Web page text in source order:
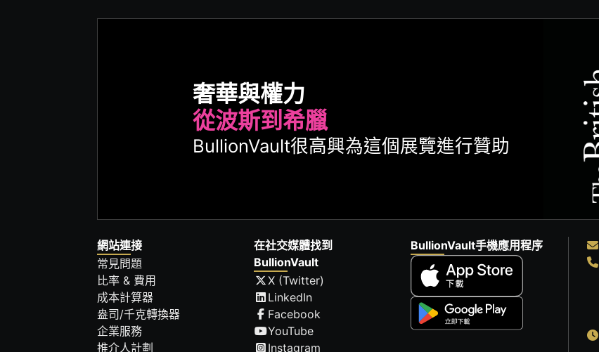
奢華與權力
從波斯到希臘
BullionVault很高興為這個展覽進行贊助
網站連接
常見問題
比率 & 費用
成本計算器
盎司/千克轉換器
企業服務
推介人計劃
在社交媒體找到
BullionVault
X (Twitter)
LinkedIn
Facebook
YouTube
Instagram
BullionVault手機應用程序